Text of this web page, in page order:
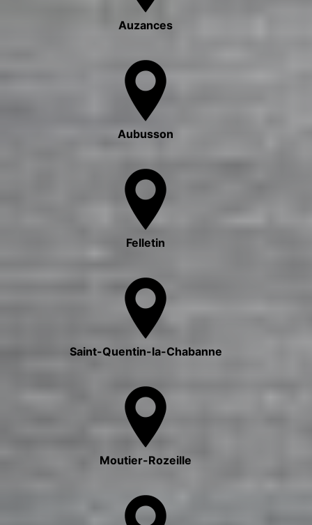
Auzances
Aubusson
Felletin
Saint-Quentin-la-Chabanne
Moutier-Rozeille